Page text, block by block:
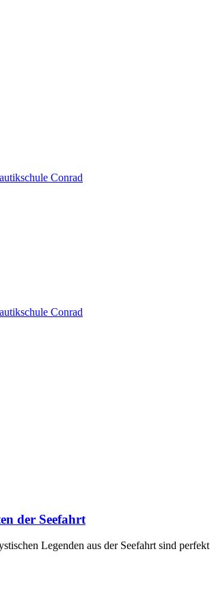
Conrad
Conrad
der Seefahrt
Legenden aus der Seefahrt sind